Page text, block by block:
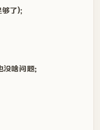
够了);
啥问题；